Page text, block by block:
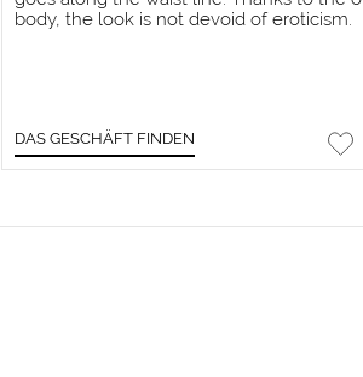
body, the look is not devoid of eroticism.
DAS GESCHÄFT FINDEN